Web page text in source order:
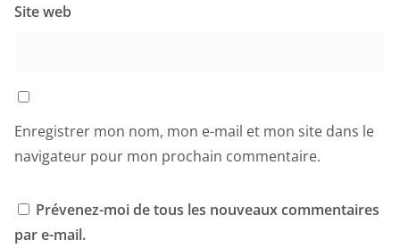
Site web
Enregistrer mon nom, mon e-mail et mon site dans le
navigateur pour mon prochain commentaire.
Prévenez-moi de tous les nouveaux commentaires
par e-mail.